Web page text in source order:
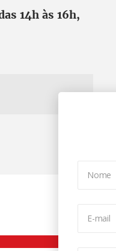
14h às 16h,
Nome
E-mail